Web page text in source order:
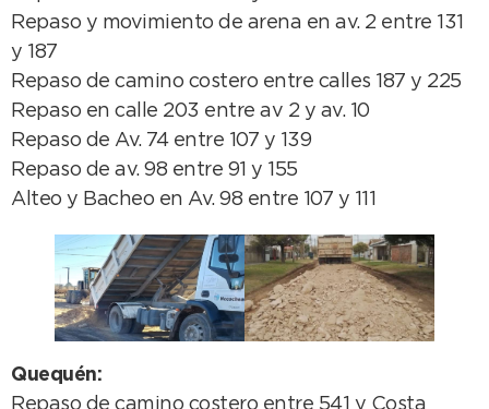
Repaso y movimiento de arena en av. 2 entre 131
y 187
Repaso de camino costero entre calles 187 y 225
Repaso en calle 203 entre av 2 y av. 10
Repaso de Av. 74 entre 107 y 139
Repaso de av. 98 entre 91 y 155
Alteo y Bacheo en Av. 98 entre 107 y 111
Quequén:
Repaso de camino costero entre 541 y Costa